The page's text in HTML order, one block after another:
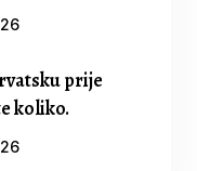
prije
koliko.